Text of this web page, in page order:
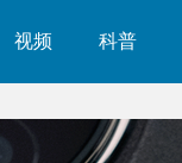
视频 科普